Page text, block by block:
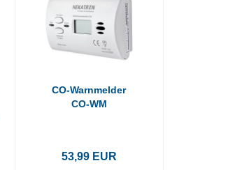
CO-Warnmelder
CO-WM
53,99 EUR